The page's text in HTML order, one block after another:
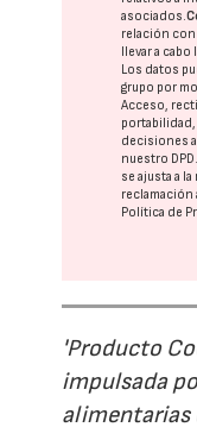
asociados.
relación con
llevar a
Los datos
grupo por
Acceso,
decisiones
nuestro DPD
se ajusta a
reclamación
Política de
'Producto
impulsada
alimentarias